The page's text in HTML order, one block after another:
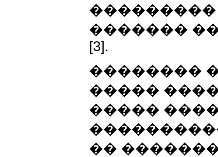
�������
[3].
��������
�����
�����
��